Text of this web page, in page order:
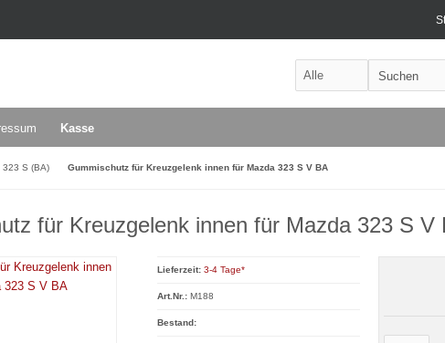
Kasse
323 S (BA) Gummischutz für Kreuzgelenk innen für Mazda 323 S V BA
für Kreuzgelenk innen für Mazda 323 S V
Lieferzeit: 3-4 Tage*
Art.Nr.: M188
Bestand: